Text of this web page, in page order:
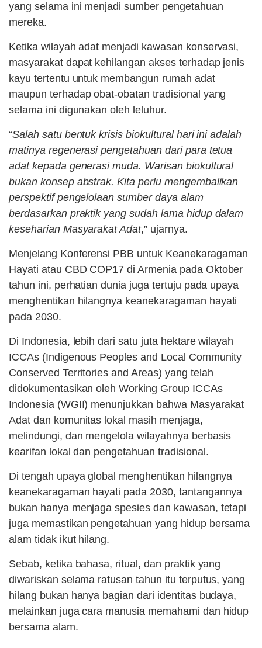
yang selama ini menjadi sumber pengetahuan
mereka.
Ketika wilayah adat menjadi kawasan konservasi,
masyarakat dapat kehilangan akses terhadap jenis
kayu tertentu untuk membangun rumah adat
maupun terhadap obat-obatan tradisional yang
selama ini digunakan oleh leluhur.
“Salah satu bentuk krisis biokultural hari ini adalah
matinya regenerasi pengetahuan dari para tetua
adat kepada generasi muda. Warisan biokultural
bukan konsep abstrak. Kita perlu mengembalikan
perspektif pengelolaan sumber daya alam
berdasarkan praktik yang sudah lama hidup dalam
keseharian Masyarakat Adat,” ujarnya.
Menjelang Konferensi PBB untuk Keanekaragaman
Hayati atau CBD COP17 di Armenia pada Oktober
tahun ini, perhatian dunia juga tertuju pada upaya
menghentikan hilangnya keanekaragaman hayati
pada 2030.
Di Indonesia, lebih dari satu juta hektare wilayah
ICCAs (Indigenous Peoples and Local Community
Conserved Territories and Areas) yang telah
didokumentasikan oleh Working Group ICCAs
Indonesia (WGII) menunjukkan bahwa Masyarakat
Adat dan komunitas lokal masih menjaga,
melindungi, dan mengelola wilayahnya berbasis
kearifan lokal dan pengetahuan tradisional.
Di tengah upaya global menghentikan hilangnya
keanekaragaman hayati pada 2030, tantangannya
bukan hanya menjaga spesies dan kawasan, tetapi
juga memastikan pengetahuan yang hidup bersama
alam tidak ikut hilang.
Sebab, ketika bahasa, ritual, dan praktik yang
diwariskan selama ratusan tahun itu terputus, yang
hilang bukan hanya bagian dari identitas budaya,
melainkan juga cara manusia memahami dan hidup
bersama alam.